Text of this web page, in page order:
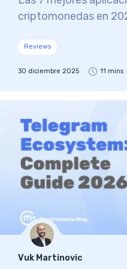
criptomonedas en
Reviews
30 diciembre 2025 11 mins
Vuk Martinovic